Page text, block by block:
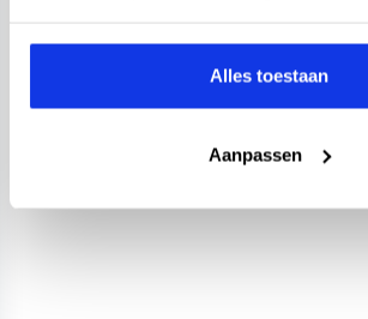
Alles toestaan
Aanpassen